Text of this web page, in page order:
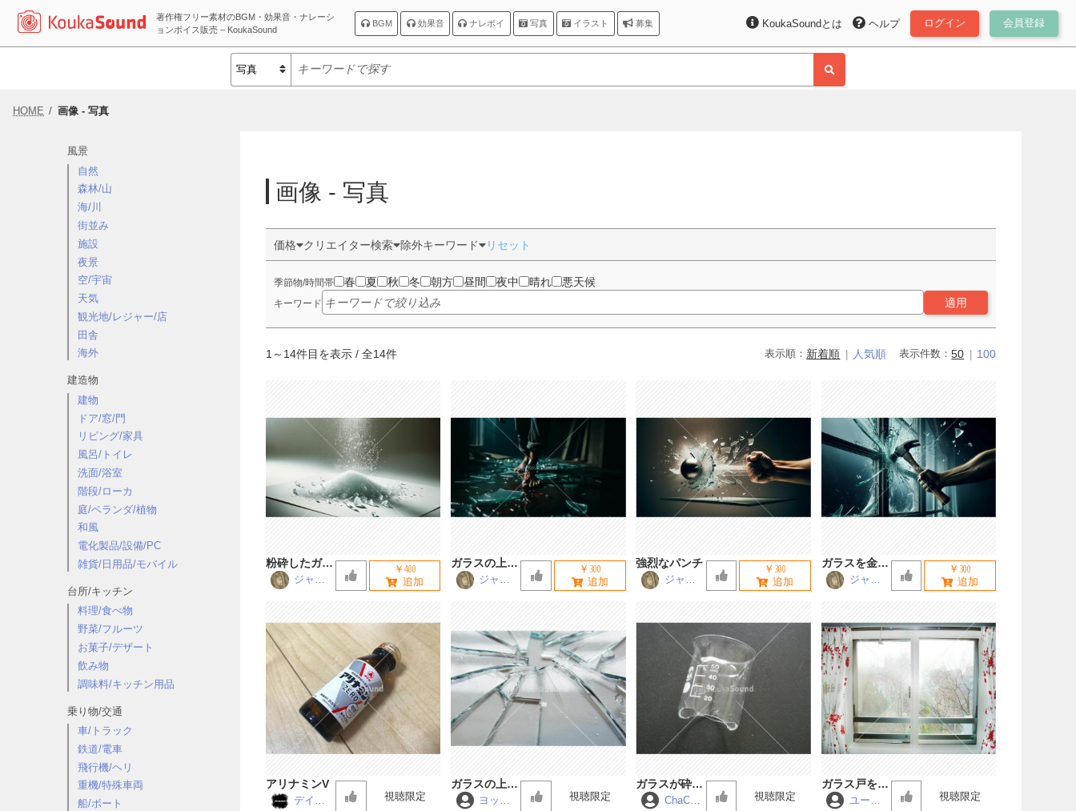
著作権フリー素材のBGM・効果音・ナレーシ
ョンボイス販売 – KoukaSound
BGM 効果音 ナレボイ 写真 イラスト 募集 ログイン 会員登録
ヘルプ
KoukaSoundとは
HOME 画像 - 写真
風景
自然
森林/山
海/川
街並み
施設
夜景
空/宇宙
天気
観光地/レジャー/店
田舎
海外
建造物
建物
ドア/窓/門
リビング/家具
風呂/トイレ
洗面/浴室
階段/ローカ
庭/ベランダ/植物
和風
電化製品/設備/PC
雑貨/日用品/モバイル
台所/キッチン
料理/食べ物
野菜/フルーツ
お菓子/デザート
飲み物
調味料/キッチン用品
乗り物/交通
車/トラック
鉄道/電車
飛行機/ヘリ
重機/特殊車両
船/ボート
画像 - 写真
価格 クリエイター検索 除外キーワード リセット
季節物/時間帯 春 夏 秋 冬 朝方 昼間 夜中 晴れ 悪天候
キーワード 適用
1 ～ 14件目を表示 / 全14件 表示順： 新着順 人気順 表示件数：50 100
粉砕したガラ
ス
ジャー
￥400
ガラスの上を
歩く ジャー
￥300 強烈なパンチ
ジャー
￥300
ガラスを金槌
で割るジャー
￥300
アリナミンV
デイビ
視聴限定
ガラスの上を
歩く ヨッシ
視聴限定
ガラスが砕け
る音と、それ
ChaCha
視聴限定
ガラス戸をあ
ける ユーコ
視聴限定